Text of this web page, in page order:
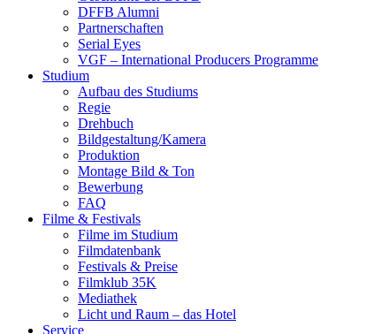
DFFB Alum­ni
Part­ner­schaf­ten
Seri­al Eyes
VGF – Inter­na­tio­nal Pro­du­cers Pro­gram­me
Stu­di­um
Auf­bau des Stu­di­ums
Regie
Dreh­buch
Bildgestaltung/​​Kamera
Pro­duk­ti­on
Mon­ta­ge Bild & Ton
Bewer­bung
FAQ
Fil­me & Fes­ti­vals
Fil­me im Stu­di­um
Film­da­ten­bank
Fes­ti­vals & Prei­se
Film­klub 35K
Media­thek
Licht und Raum – das Hotel
Ser­vice